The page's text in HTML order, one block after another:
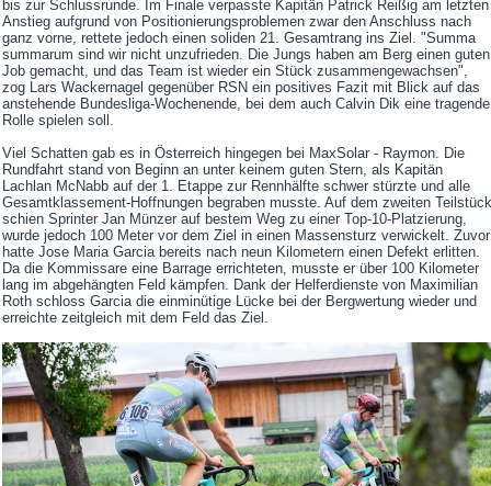
bis zur Schlussrunde. Im Finale verpasste Kapitän Patrick Reißig am letzten
Anstieg aufgrund von Positionierungsproblemen zwar den Anschluss nach
ganz vorne, rettete jedoch einen soliden 21. Gesamtrang ins Ziel. "Summa
summarum sind wir nicht unzufrieden. Die Jungs haben am Berg einen guten
Job gemacht, und das Team ist wieder ein Stück zusammengewachsen",
zog Lars Wackernagel gegenüber RSN ein positives Fazit mit Blick auf das
anstehende Bundesliga-Wochenende, bei dem auch Calvin Dik eine tragende
Rolle spielen soll.
Viel Schatten gab es in Österreich hingegen bei MaxSolar - Raymon. Die
Rundfahrt stand von Beginn an unter keinem guten Stern, als Kapitän
Lachlan McNabb auf der 1. Etappe zur Rennhälfte schwer stürzte und alle
Gesamtklassement-Hoffnungen begraben musste. Auf dem zweiten Teilstück
schien Sprinter Jan Münzer auf bestem Weg zu einer Top-10-Platzierung,
wurde jedoch 100 Meter vor dem Ziel in einen Massensturz verwickelt. Zuvor
hatte Jose Maria Garcia bereits nach neun Kilometern einen Defekt erlitten.
Da die Kommissare eine Barrage errichteten, musste er über 100 Kilometer
lang im abgehängten Feld kämpfen. Dank der Helferdienste von Maximilian
Roth schloss Garcia die einminütige Lücke bei der Bergwertung wieder und
erreichte zeitgleich mit dem Feld das Ziel.